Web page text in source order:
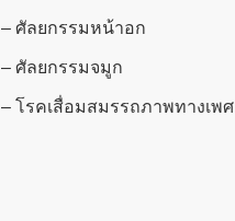
– ศัลยกรรมหน้าอก
– ศัลยกรรมจมูก
– โรคเสื่อมสมรรถภาพทางเพศ